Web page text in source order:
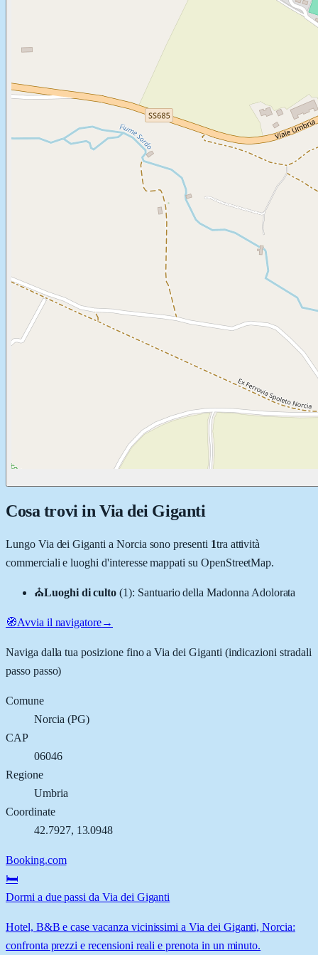
Cosa trovi in Via dei Giganti
Lungo Via dei Giganti a Norcia sono presenti 1tra attività
commerciali e luoghi d'interesse mappati su OpenStreetMap.
⛪Luoghi di culto (1): Santuario della Madonna Adolorata
🧭Avvia il navigatore→
Naviga dalla tua posizione fino aVia dei Giganti (indicazioni stradali
passo passo)
Comune
Norcia (PG)
CAP
06046
Regione
Umbria
Coordinate
42.7927, 13.0948
Booking.com
🛏️
Dormi a due passi da Via dei Giganti
Hotel, B&B e case vacanza vicinissimi a Via dei Giganti, Norcia:
confronta prezzi e recensioni reali e prenota in un minuto.